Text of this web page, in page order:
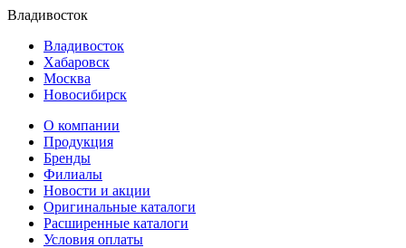
Владивосток
Владивосток
Хабаровск
Москва
Новосибирск
О компании
Продукция
Бренды
Филиалы
Новости и акции
Оригинальные каталоги
Расширенные каталоги
Условия оплаты